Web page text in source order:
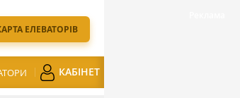
ЕЛЕВАТОРІВ
КАБІНЕТ